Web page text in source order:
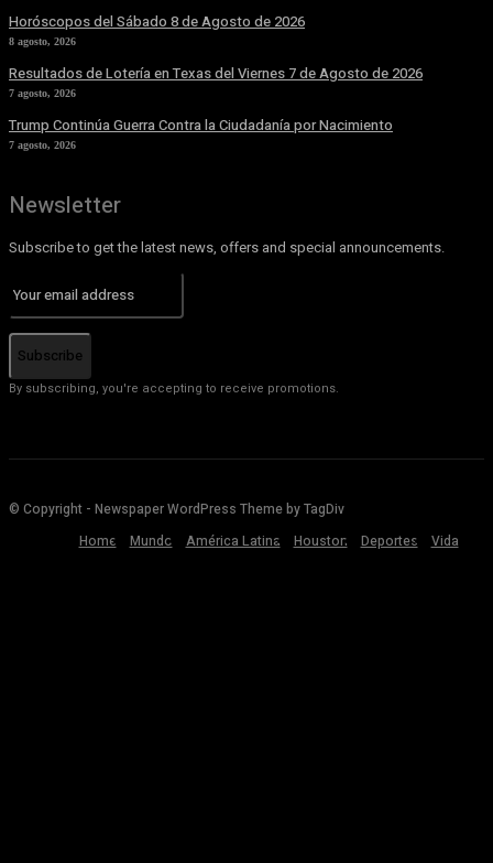
Horóscopos del Sábado 8 de Agosto de 2026
8 agosto, 2026
Resultados de Lotería en Texas del Viernes 7 de Agosto de 2026
7 agosto, 2026
Trump Continúa Guerra Contra la Ciudadanía por Nacimiento
7 agosto, 2026
Newsletter
Subscribe to get the latest news, offers and special announcements.
Subscribe
By subscribing, you're accepting to receive promotions.
© Copyright - Newspaper WordPress Theme by TagDiv
Home
Mundo América Latina Houston Deportes Vida